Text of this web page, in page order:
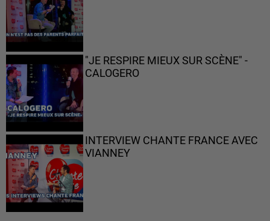
"JE RESPIRE MIEUX SUR SCÈNE" -
CALOGERO
INTERVIEW CHANTE FRANCE AVEC
VIANNEY